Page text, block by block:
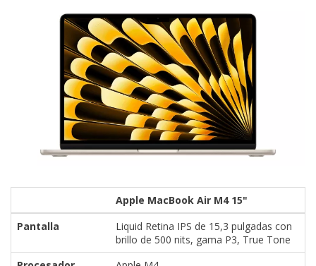
Apple MacBook Air M4 15"
Pantalla
Liquid Retina IPS de 15,3 pulgadas con
brillo de 500 nits, gama P3, True Tone